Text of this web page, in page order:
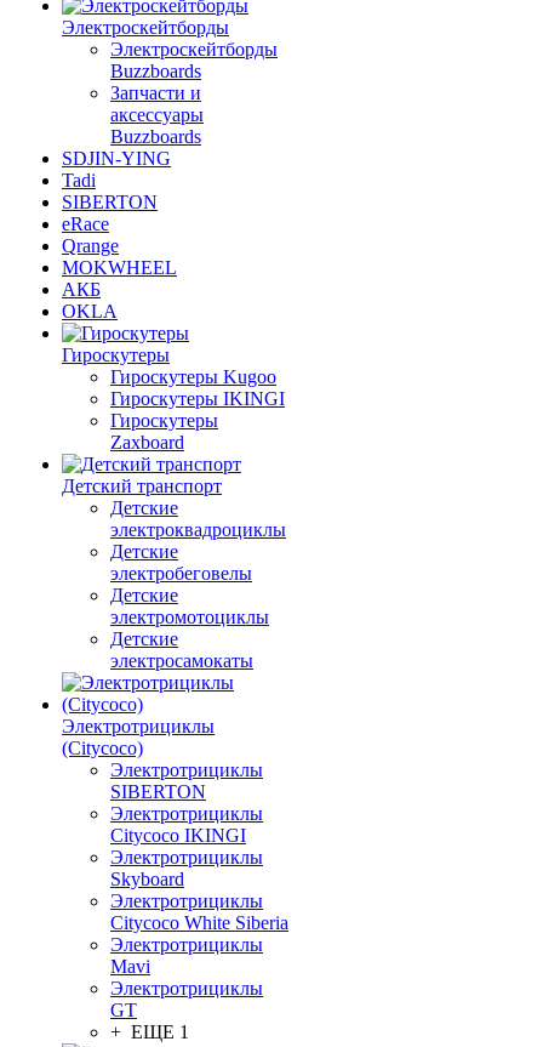
Электроскейтборды
Электроскейтборды
Buzzboards
Запчасти и
аксессуары
Buzzboards
SDJIN-YING
Tadi
SIBERTON
eRace
Qrange
MOKWHEEL
АКБ
OKLA
Гироскутеры
Гироскутеры Kugoo
Гироскутеры IKINGI
Гироскутеры
Zaxboard
Детский транспорт
Детские
электроквадроциклы
Детские
электробеговелы
Детские
электромотоциклы
Детские
электросамокаты
Электротрициклы
(Citycoco)
Электротрициклы
SIBERTON
Электротрициклы
Citycoco IKINGI
Электротрициклы
Skyboard
Электротрициклы
Citycoco White Siberia
Электротрициклы
Mavi
Электротрициклы
GT
+ ЕЩЕ 1